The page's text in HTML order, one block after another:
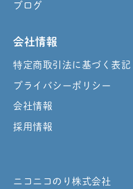
ブログ
会社情報
特定商取引法に基づく表記
プライバシーポリシー
会社情報
採用情報
ニコニコのり株式会社